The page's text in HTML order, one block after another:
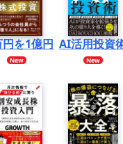
を1億円 AI活用投資